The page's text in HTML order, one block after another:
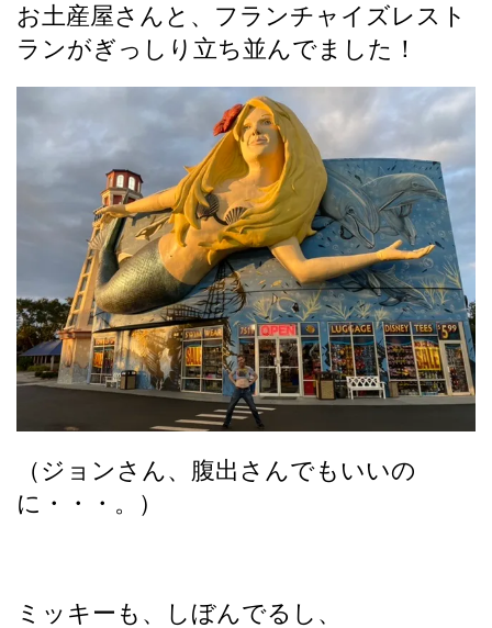
お土産屋さんと、フランチャイズレスト
ランがぎっしり立ち並んでました！
（ジョンさん、腹出さんでもいいの
に・・・。）
ミッキーも、しぼんでるし、